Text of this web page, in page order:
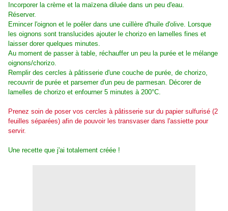
Incorporer la crème et la maïzena diluée dans un peu d'eau.
Réserver.
Emincer l'oignon et le poêler dans une cuillère d'huile d'olive. Lorsque
les oignons sont translucides ajouter le chorizo en lamelles fines et
laisser dorer quelques minutes.
Au moment de passer à table, réchauffer un peu la purée et le mélange
oignons/chorizo.
Remplir des cercles à pâtisserie d'une couche de purée, de chorizo,
recouvrir de purée et parsemer d'un peu de parmesan. Décorer de
lamelles de chorizo et enfourner 5 minutes à 200°C.
Prenez soin de poser vos cercles à pâtisserie sur du papier sulfurisé (2
feuilles séparées) afin de pouvoir les transvaser dans l'assiette pour
servir.
Une recette que j'ai totalement créée !